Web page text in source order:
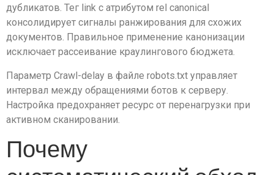
дубликатов. Тег link с атрибутом rel canonical
консолидирует сигналы ранжирования для схожих
документов. Правильное применение канонизации
исключает рассеивание краулингового бюджета.
Параметр Crawl-delay в файле robots.txt управляет
интервал между обращениями ботов к серверу.
Настройка предохраняет ресурс от перенагрузки при
активном сканировании.
Почему